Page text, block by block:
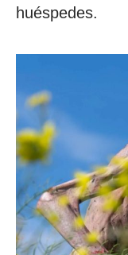
huéspedes.